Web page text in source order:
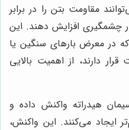
مقاومت بتن را در برابر
چشمگیری افزایش دهند. این
که در معرض بارهای سنگین یا
دارند، از اهمیت بالایی
هیدراته واکنش داده و
ایجاد می‌کنند. این واکنش،